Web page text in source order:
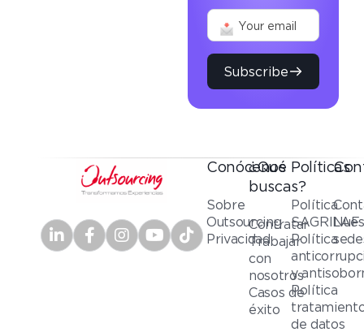
Subscribe
Conócenos
Sobre
Outsourcing
Privacidad
¿Qué
buscas?
Contratar
Trabajar
con
nosotros
Casos de
éxito
Políticas
Política
SAGRILAF
Política
y
Política
de datos